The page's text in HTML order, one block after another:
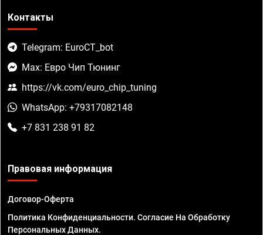
Контакты
Telegram: EuroCT_bot
Max: Евро Чип Тюнинг
https://vk.com/euro_chip_tuning
WhatsApp: +79317082148
+7 831 238 91 82
Правовая информация
Договор-Оферта
Политика Конфиденциальности. Согласие На Обработку
Персональных Данных.